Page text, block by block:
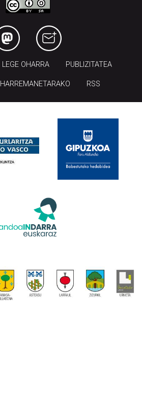
LEGE OHARRA PUBLIZITATEA
HARREMANETARAKO RSS